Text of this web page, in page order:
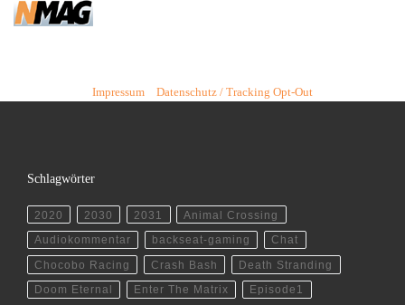
Impressum Datenschutz / Tracking Opt-Out
Schlagwörter
2020 2030 2031 Animal Crossing
Audiokommentar backseat-gaming Chat
Chocobo Racing Crash Bash Death Stranding
Doom Eternal Enter The Matrix Episode1